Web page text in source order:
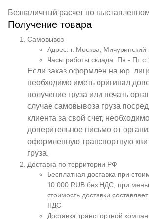
Безналичный расчет по
Получение товара
Самовывоз
Адрес: г. Москва, Мичуринский
Часы работы склада: Пн - Пт с
Если заказ оформлен на юр.
необходимо иметь оригинал
получение груза или печать
случае самовывоза груза
клиента за свой счет,
доверительное письмо от
оформленную транспортную
груза.
Доставка по территории РФ
Бесплатная доставка при
10.000 RUB без НДС, при
стоимость доставки
НДС
Доставка транспортной